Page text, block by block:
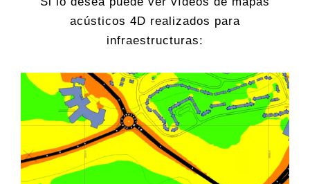
acústicos 4D realizados para
infraestructuras: